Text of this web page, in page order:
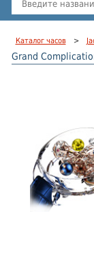
Каталог часов >
Grand